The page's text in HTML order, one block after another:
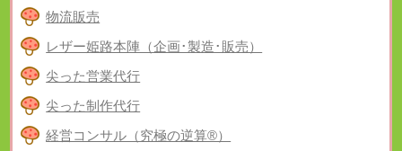
物流販売
レザー姫路本陣（企画･製造･販売）
尖った営業代行
尖った制作代行
経営コンサル（究極の逆算®）